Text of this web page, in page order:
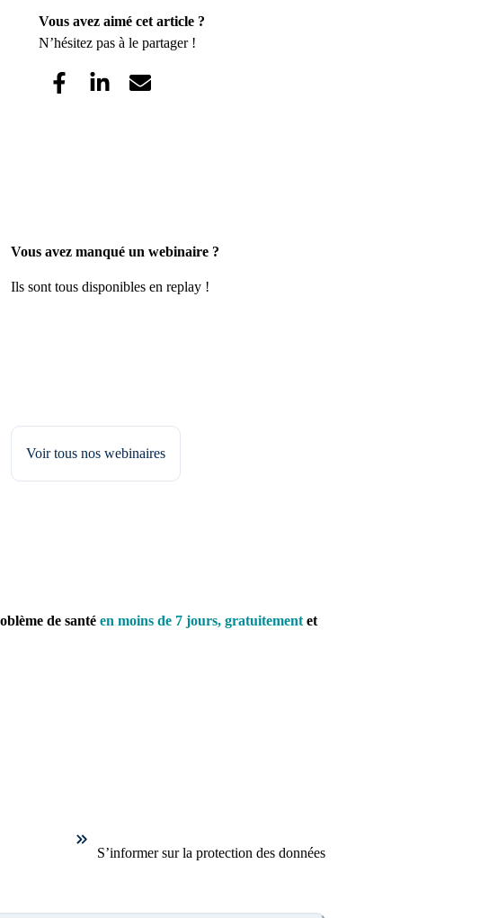
Vous avez aimé cet article ?
N’hésitez pas à le partager !
Vous avez manqué un webinaire ?
Ils sont tous disponibles en replay !
Voir tous nos webinaires
de santé en moins de 7 jours, gratuitementet
et récupérez votre dossier médical en
S’informer sur la protection des données